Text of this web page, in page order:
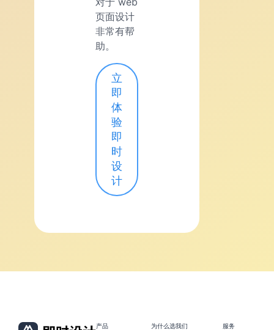
页面设计
非常有帮
助。
立
即
体
验
即
时
设
计
产品 为什么选我们 服务